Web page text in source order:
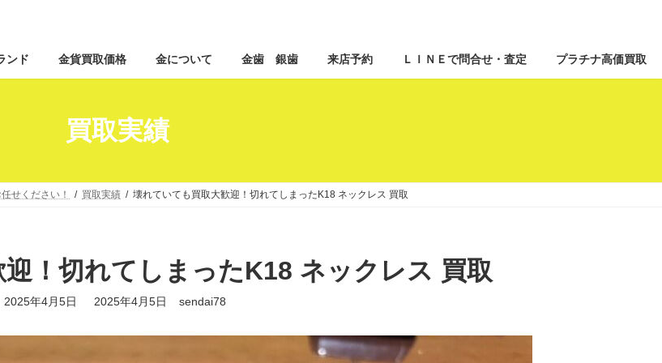
ン
テ
ツ
へ
ッ
プ
ビ
ゲ
シ
ョ
移
動
ンド 金貨買取価格 金について 金歯 銀歯 来店予約 ＬＩＮＥで問合せ・査定 プラチナ高価買取
買取実績
せください！ 買取実績 壊れていても買取大歓迎！切れてしまったK18 ネックレス 買取
！切れてしまったK18 ネックレス 買取
2025年4月5日
最
2025年4月5日 sendai78